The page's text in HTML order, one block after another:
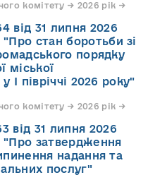
комітету → 2026 рік →
від 31 липня 2026
"Про стан боротьби зі
порядку
міської
І півріччі 2026 року"
комітету → 2026 рік →
від 31 липня 2026
"Про затвердження
надання та
послуг"